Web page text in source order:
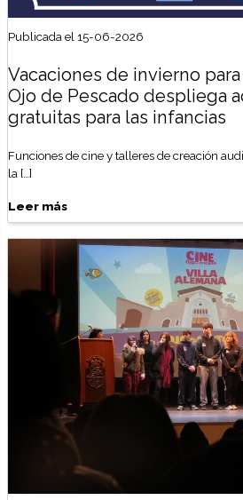
Publicada el 15-06-2026
Vacaciones de invierno
Ojo de Pescado despliega
gratuitas para las infancias
Funciones de cine y talleres de creación
la […]
Leer más